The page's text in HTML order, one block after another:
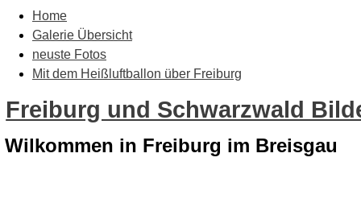
Home
Galerie Übersicht
neuste Fotos
Mit dem Heißluftballon über Freiburg
Freiburg und Schwarzwald
Wilkommen in Freiburg im Breisgau